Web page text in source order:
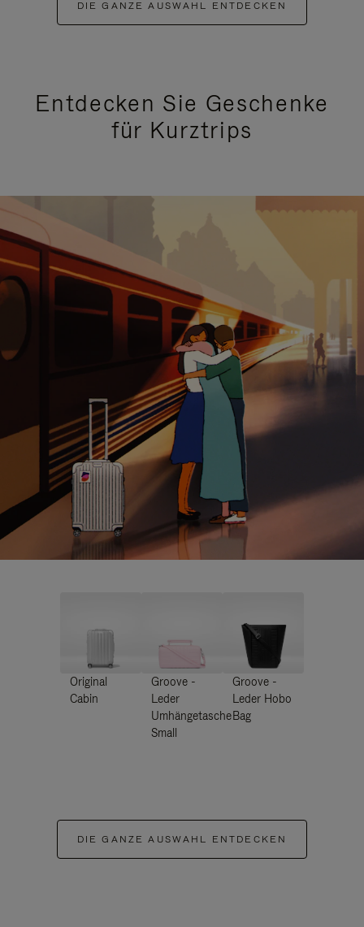
DIE GANZE AUSWAHL ENTDECKEN
Entdecken Sie Geschenke
für Kurztrips
Original
Cabin
Groove -
Leder
Umhängetasche
Small
Groove -
Leder Hobo
Bag
DIE GANZE AUSWAHL ENTDECKEN